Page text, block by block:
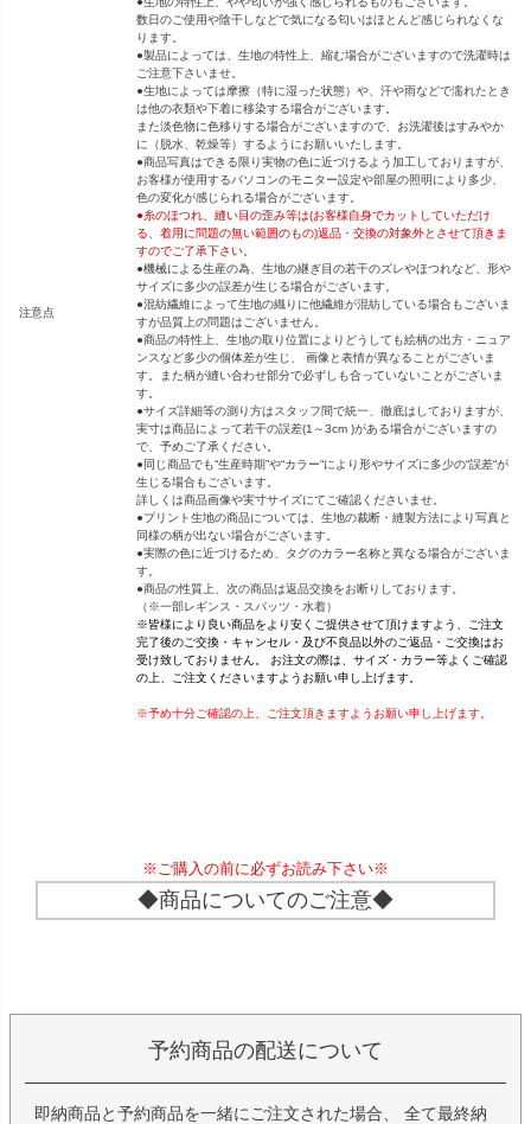
注意点
数日のご使用や陰干しなどで気になる匂いはほとんど感じられなくな
ります。
●製品によっては、生地の特性上、縮む場合がございますので洗濯時は
ご注意下さいませ。
●生地によっては摩擦（特に湿った状態）や、汗や雨などで濡れたとき
は他の衣類や下着に移染する場合がございます。
また淡色物に色移りする場合がございますので、お洗濯後はすみやか
に（脱水、乾燥等）するようにお願いいたします。
●商品写真はできる限り実物の色に近づけるよう加工しておりますが、
お客様が使用するパソコンのモニター設定や部屋の照明により多少、
色の変化が感じられる場合がございます。
●糸のほつれ、縫い目の歪み等は(お客様自身でカットしていただけ
る、着用に問題の無い範囲のもの)返品・交換の対象外とさせて頂きま
すのでご了承下さい。
●機械による生産の為、生地の継ぎ目の若干のズレやほつれなど、形や
サイズに多少の誤差が生じる場合がございます。
●混紡繊維によって生地の織りに他繊維が混紡している場合もございま
すが品質上の問題はございません。
●商品の特性上、生地の取り位置によりどうしても絵柄の出方・ニュア
ンスなど多少の個体差が生じ、 画像と表情が異なることがございま
す。また柄が縫い合わせ部分で必ずしも合っていないことがございま
す。
●サイズ詳細等の測り方はスタッフ間で統一、徹底はしておりますが、
実寸は商品によって若干の誤差(1～3cm )がある場合がございますの
で、予めご了承ください。
●同じ商品でも“生産時期”や“カラー“により形やサイズに多少の“誤差“が
生じる場合もございます。
詳しくは商品画像や実寸サイズにてご確認くださいませ。
●プリント生地の商品については、生地の裁断・縫製方法により写真と
同様の柄が出ない場合がございます。
●実際の色に近づけるため、タグのカラー名称と異なる場合がございま
す。
●商品の性質上、次の商品は返品交換をお断りしております。
（※一部レギンス・スパッツ・水着）
※皆様により良い商品をより安くご提供させて頂けますよう、ご注文
完了後のご交換・キャンセル・及び不良品以外のご返品・ご交換はお
受け致しておりません。 お注文の際は、サイズ・カラー等よくご確認
の上、ご注文くださいますようお願い申し上げます。
※予め十分ご確認の上、ご注文頂きますようお願い申し上げます。
※ご購入の前に必ずお読み下さい※
◆商品についてのご注意◆
予約商品の配送について
即納商品と予約商品を一緒にご注文された場合、 全て最終納